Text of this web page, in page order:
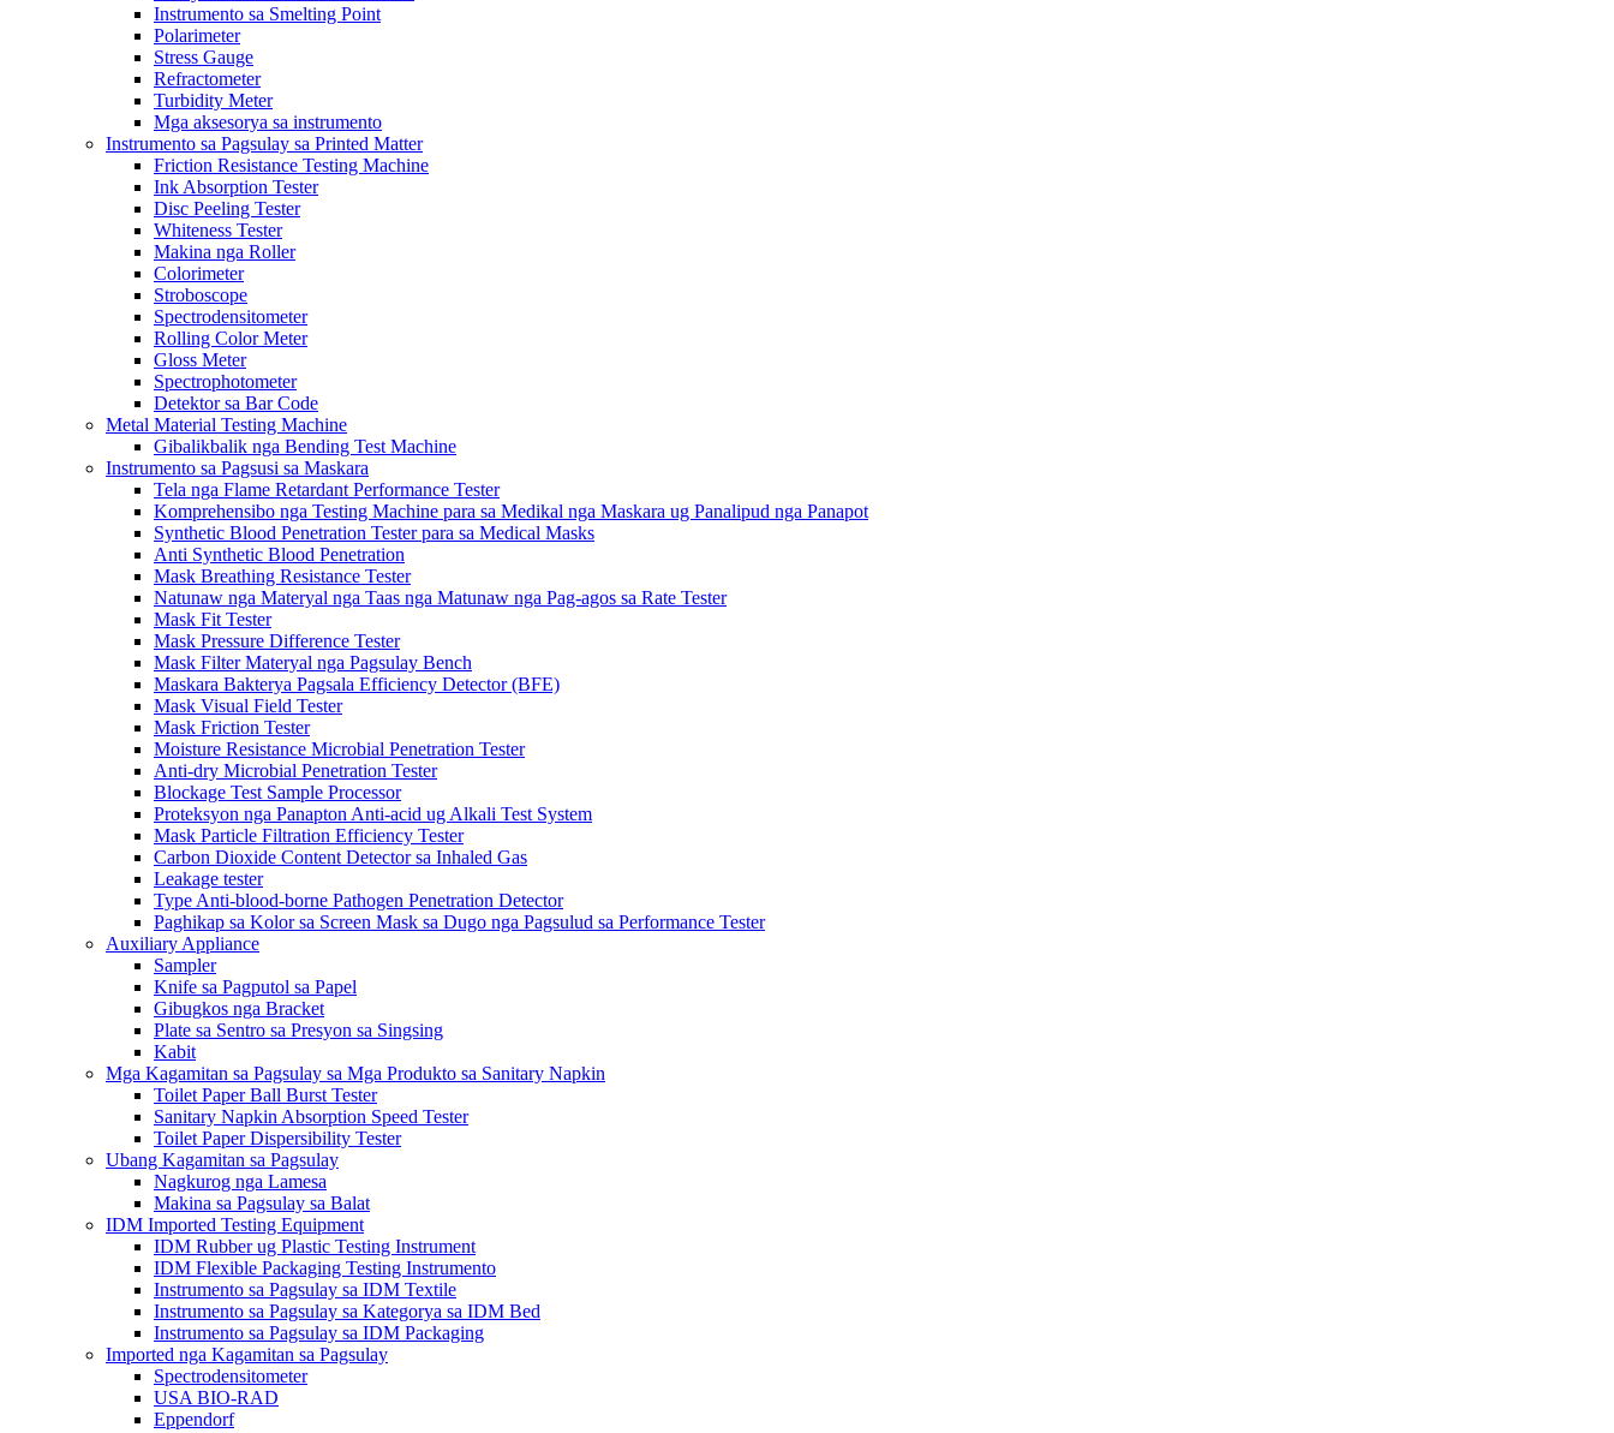
Instrumento sa Smelting Point
Polarimeter
Stress Gauge
Refractometer
Turbidity Meter
Mga aksesorya sa instrumento
Instrumento sa Pagsulay sa Printed Matter
Friction Resistance Testing Machine
Ink Absorption Tester
Disc Peeling Tester
Whiteness Tester
Makina nga Roller
Colorimeter
Stroboscope
Spectrodensitometer
Rolling Color Meter
Gloss Meter
Spectrophotometer
Detektor sa Bar Code
Metal Material Testing Machine
Gibalikbalik nga Bending Test Machine
Instrumento sa Pagsusi sa Maskara
Tela nga Flame Retardant Performance Tester
Komprehensibo nga Testing Machine para sa Medikal nga Maskara ug Panalipud nga Panapot
Synthetic Blood Penetration Tester para sa Medical Masks
Anti Synthetic Blood Penetration
Mask Breathing Resistance Tester
Natunaw nga Materyal nga Taas nga Matunaw nga Pag-agos sa Rate Tester
Mask Fit Tester
Mask Pressure Difference Tester
Mask Filter Materyal nga Pagsulay Bench
Maskara Bakterya Pagsala Efficiency Detector (BFE)
Mask Visual Field Tester
Mask Friction Tester
Moisture Resistance Microbial Penetration Tester
Anti-dry Microbial Penetration Tester
Blockage Test Sample Processor
Proteksyon nga Panapton Anti-acid ug Alkali Test System
Mask Particle Filtration Efficiency Tester
Carbon Dioxide Content Detector sa Inhaled Gas
Leakage tester
Type Anti-blood-borne Pathogen Penetration Detector
Paghikap sa Kolor sa Screen Mask sa Dugo nga Pagsulud sa Performance Tester
Auxiliary Appliance
Sampler
Knife sa Pagputol sa Papel
Gibugkos nga Bracket
Plate sa Sentro sa Presyon sa Singsing
Kabit
Mga Kagamitan sa Pagsulay sa Mga Produkto sa Sanitary Napkin
Toilet Paper Ball Burst Tester
Sanitary Napkin Absorption Speed ​​Tester
Toilet Paper Dispersibility Tester
Ubang Kagamitan sa Pagsulay
Nagkurog nga Lamesa
Makina sa Pagsulay sa Balat
IDM Imported Testing Equipment
IDM Rubber ug Plastic Testing Instrument
IDM Flexible Packaging Testing Instrumento
Instrumento sa Pagsulay sa IDM Textile
Instrumento sa Pagsulay sa Kategorya sa IDM Bed
Instrumento sa Pagsulay sa IDM Packaging
Imported nga Kagamitan sa Pagsulay
Spectrodensitometer
USA BIO-RAD
Eppendorf